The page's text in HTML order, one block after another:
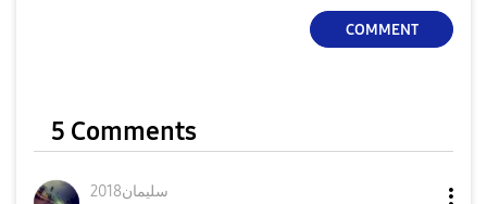
COMMENT
5 Comments
سليمان2018